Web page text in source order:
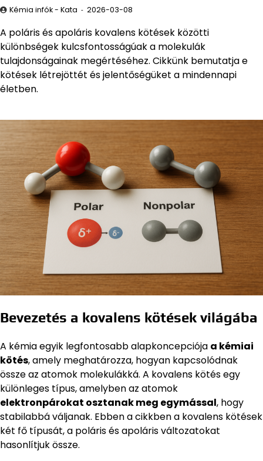
Kémia infók - Kata 2026-03-08
A poláris és apoláris kovalens kötések közötti
különbségek kulcsfontosságúak a molekulák
tulajdonságainak megértéséhez. Cikkünk bemutatja e
kötések létrejöttét és jelentőségüket a mindennapi
életben.
Bevezetés a kovalens kötések világába
A kémia egyik legfontosabb alapkoncepciója a kémiai
kötés, amely meghatározza, hogyan kapcsolódnak
össze az atomok molekulákká. A kovalens kötés egy
különleges típus, amelyben az atomok
elektronpárokat osztanak meg egymással, hogy
stabilabbá váljanak. Ebben a cikkben a kovalens kötések
két fő típusát, a poláris és apoláris változatokat
hasonlítjuk össze.